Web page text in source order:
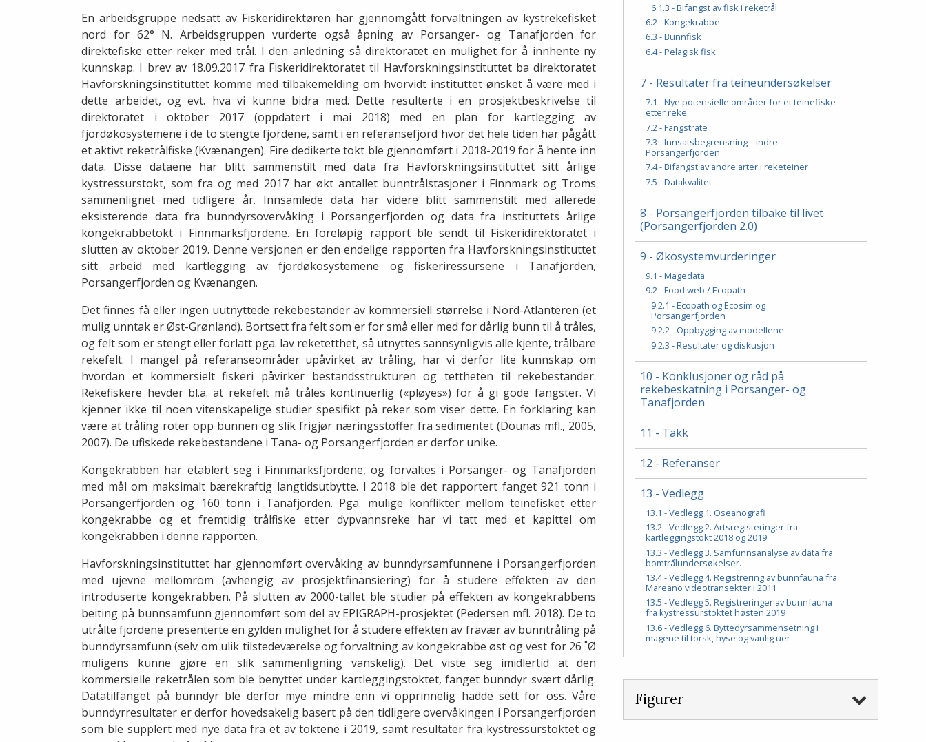
En arbeidsgruppe nedsatt av Fiskeridirektøren har gjennomgått forvaltningen av kystrekefisket
nord for 62° N. Arbeidsgruppen vurderte også åpning av Porsanger- og Tanafjorden for
direktefiske etter reker med trål. I den anledning så direktoratet en mulighet for å innhente ny
kunnskap. I brev av 18.09.2017 fra Fiskeridirektoratet til Havforskningsinstituttet ba direktoratet
Havforskningsinstituttet komme med tilbakemelding om hvorvidt instituttet ønsket å være med i
dette arbeidet, og evt. hva vi kunne bidra med. Dette resulterte i en prosjektbeskrivelse til
direktoratet i oktober 2017 (oppdatert i mai 2018) med en plan for kartlegging av
fjordøkosystemene i de to stengte fjordene, samt i en referansefjord hvor det hele tiden har pågått
et aktivt reketrålfiske (Kvænangen). Fire dedikerte tokt ble gjennomført i 2018-2019 for å hente inn
data. Disse dataene har blitt sammenstilt med data fra Havforskningsinstituttet sitt årlige
kystressurstokt, som fra og med 2017 har økt antallet bunntrålstasjoner i Finnmark og Troms
sammenlignet med tidligere år. Innsamlede data har videre blitt sammenstilt med allerede
eksisterende data fra bunndyrsovervåking i Porsangerfjorden og data fra instituttets årlige
kongekrabbetokt i Finnmarksfjordene. En foreløpig rapport ble sendt til Fiskeridirektoratet i
slutten av oktober 2019. Denne versjonen er den endelige rapporten fra Havforskningsinstituttet
sitt arbeid med kartlegging av fjordøkosystemene og fiskeriressursene i Tanafjorden,
Porsangerfjorden og Kvænangen.
Det finnes få eller ingen uutnyttede rekebestander av kommersiell størrelse i Nord-Atlanteren (et
mulig unntak er Øst-Grønland). Bortsett fra felt som er for små eller med for dårlig bunn til å tråles,
og felt som er stengt eller forlatt pga. lav reketetthet, så utnyttes sannsynligvis alle kjente, trålbare
rekefelt. I mangel på referanseområder upåvirket av tråling, har vi derfor lite kunnskap om
hvordan et kommersielt fiskeri påvirker bestandsstrukturen og tettheten til rekebestander.
Rekefiskere hevder bl.a. at rekefelt må tråles kontinuerlig («pløyes») for å gi gode fangster. Vi
kjenner ikke til noen vitenskapelige studier spesifikt på reker som viser dette. En forklaring kan
være at tråling roter opp bunnen og slik frigjør næringsstoffer fra sedimentet (Dounas mfl., 2005,
2007). De ufiskede rekebestandene i Tana- og Porsangerfjorden er derfor unike.
Kongekrabben har etablert seg i Finnmarksfjordene, og forvaltes i Porsanger- og Tanafjorden
med mål om maksimalt bærekraftig langtidsutbytte. I 2018 ble det rapportert fanget 921 tonn i
Porsangerfjorden og 160 tonn i Tanafjorden. Pga. mulige konflikter mellom teinefisket etter
kongekrabbe og et fremtidig trålfiske etter dypvannsreke har vi tatt med et kapittel om
kongekrabben i denne rapporten.
Havforskningsinstituttet har gjennomført overvåking av bunndyrsamfunnene i Porsangerfjorden
med ujevne mellomrom (avhengig av prosjektfinansiering) for å studere effekten av den
introduserte kongekrabben. På slutten av 2000-tallet ble studier på effekten av kongekrabbens
beiting på bunnsamfunn gjennomført som del av EPIGRAPH-prosjektet (Pedersen mfl. 2018). De to
utrålte fjordene presenterte en gylden mulighet for å studere effekten av fravær av bunntråling på
bunndyrsamfunn (selv om ulik tilstedeværelse og forvaltning av kongekrabbe øst og vest for 26 ˚Ø
muligens kunne gjøre en slik sammenligning vanskelig). Det viste seg imidlertid at den
kommersielle reketrålen som ble benyttet under kartleggingstoktet, fanget bunndyr svært dårlig.
Datatilfanget på bunndyr ble derfor mye mindre enn vi opprinnelig hadde sett for oss. Våre
bunndyrresultater er derfor hovedsakelig basert på den tidligere overvåkingen i Porsangerfjorden
som ble supplert med nye data fra et av toktene i 2019, samt resultater fra kystressurstoktet og
6.1.3 - Bifangst av fisk i reketrål
6.2 - Kongekrabbe
6.3 - Bunnfisk
6.4 - Pelagisk fisk
7 - Resultater fra teineundersøkelser
7.1 - Nye potensielle områder for et teinefiske
etter reke
7.2 - Fangstrate
7.3 - Innsatsbegrensning – indre
Porsangerfjorden
7.4 - Bifangst av andre arter i reketeiner
7.5 - Datakvalitet
8 - Porsangerfjorden tilbake til livet
(Porsangerfjorden 2.0)
9 - Økosystemvurderinger
9.1 - Magedata
9.2 - Food web / Ecopath
9.2.1 - Ecopath og Ecosim og
Porsangerfjorden
9.2.2 - Oppbygging av modellene
9.2.3 - Resultater og diskusjon
10 - Konklusjoner og råd på
rekebeskatning i Porsanger- og
Tanafjorden
11 - Takk
12 - Referanser
13 - Vedlegg
13.1 - Vedlegg 1. Oseanografi
13.2 - Vedlegg 2. Artsregisteringer fra
kartleggingstokt 2018 og 2019
13.3 - Vedlegg 3. Samfunnsanalyse av data fra
bomtrålundersøkelser.
13.4 - Vedlegg 4. Registrering av bunnfauna fra
Mareano videotransekter i 2011
13.5 - Vedlegg 5. Registreringer av bunnfauna
fra kystressurstoktet høsten 2019
13.6 - Vedlegg 6. Byttedyrsammensetning i
magene til torsk, hyse og vanlig uer
Figurer